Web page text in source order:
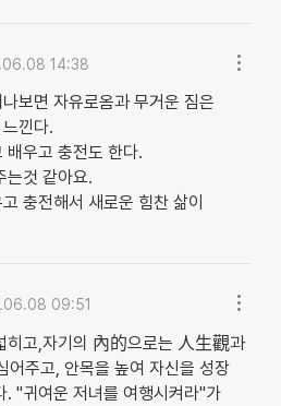
14:38
보면 자유로옴과 무거운 짐은
낀다.
배우고 충전도 한다.
는것 같아요.
충전해서 새로운 힘찬 삶이
09:51
히고,자기의 內的으로는 人生觀과
주고, 안목을 높여 자신을 성장
. "귀여운 저녀를 여행시켜라"가